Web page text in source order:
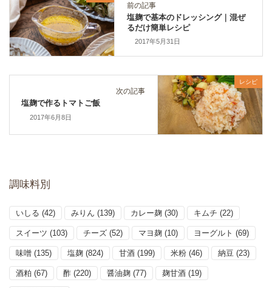
前の記事
塩麹で基本のドレッシング｜混ぜ
るだけ簡単レシピ
2017年5月31日
レシピ
次の記事
塩麹で作るトマトご飯
2017年6月8日
調味料別
いしる (42) みりん (139) カレー麹 (30) キムチ (22)
スイーツ (103) チーズ (52) マヨ麹 (10) ヨーグルト (69)
味噌 (135) 塩麹 (824) 甘酒 (199) 米粉 (46) 納豆 (23)
酒粕 (67) 酢 (220) 醤油麹 (77) 麹甘酒 (19)